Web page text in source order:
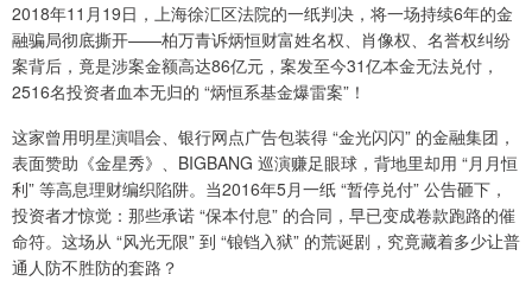
2018年11月19日，上海徐汇区法院的一纸判决，将一场持续6年的金
融骗局彻底撕开——柏万青诉炳恒财富姓名权、肖像权、名誉权纠纷
案背后，竟是涉案金额高达86亿元，案发至今31亿本金无法兑付，
2516名投资者血本无归的 “炳恒系基金爆雷案”！
这家曾用明星演唱会、银行网点广告包装得 “金光闪闪” 的金融集团，
表面赞助《金星秀》、BIGBANG 巡演赚足眼球，背地里却用 “月月恒
利” 等高息理财编织陷阱。当2016年5月一纸 “暂停兑付” 公告砸下，
投资者才惊觉：那些承诺 “保本付息” 的合同，早已变成卷款跑路的催
命符。这场从 “风光无限” 到 “锒铛入狱” 的荒诞剧，究竟藏着多少让普
通人防不胜防的套路？